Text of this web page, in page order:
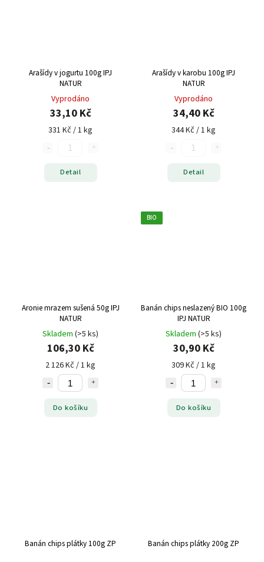
Arašídy v jogurtu 100g IPJ
NATUR
Vyprodáno
33,10 Kč
331 Kč / 1 kg
Detail
Arašídy v karobu 100g IPJ
NATUR
Vyprodáno
34,40 Kč
344 Kč / 1 kg
Detail
Aronie mrazem sušená 50g IPJ
NATUR
Skladem (>5 ks)
106,30 Kč
2 126 Kč / 1 kg
Do košíku
BIO
Banán chips neslazený BIO 100g
IPJ NATUR
Skladem (>5 ks)
30,90 Kč
309 Kč / 1 kg
Do košíku
Banán chips plátky 100g ZP Banán chips plátky 200g ZP